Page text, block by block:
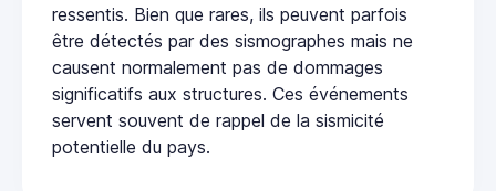
ressentis. Bien que rares, ils peuvent parfois
être détectés par des sismographes mais ne
causent normalement pas de dommages
significatifs aux structures. Ces événements
servent souvent de rappel de la sismicité
potentielle du pays.